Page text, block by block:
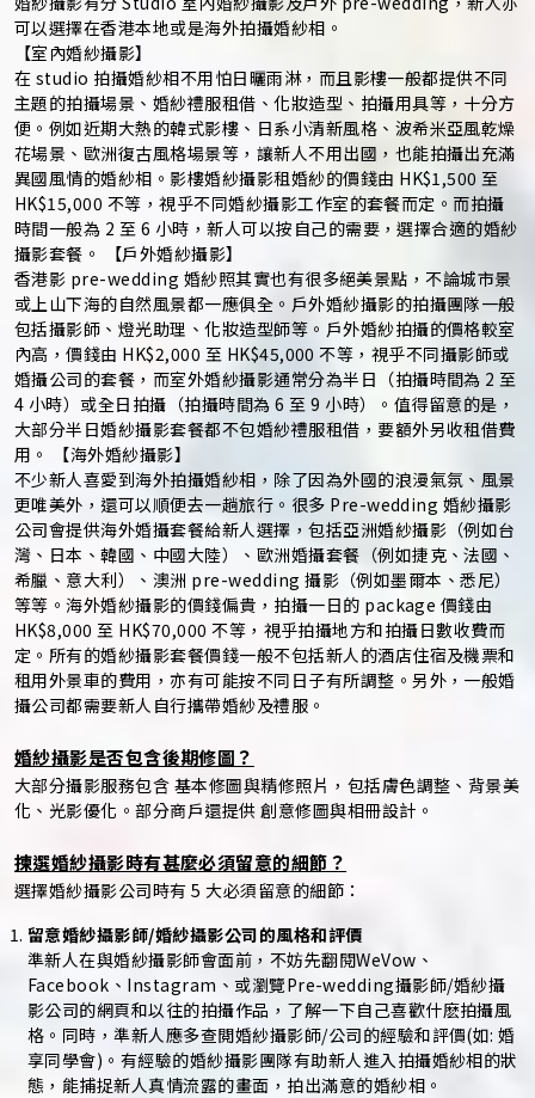
可以選擇在香港本地或是海外拍攝婚紗相。
【室內婚紗攝影】
在 studio 拍攝婚紗相不用怕日曬雨淋，而且影樓一般都提供不同
主題的拍攝場景、婚紗禮服租借、化妝造型、拍攝用具等，十分方
便。例如近期大熱的韓式影樓、日系小清新風格、波希米亞風乾燥
花場景、歐洲復古風格場景等，讓新人不用出國，也能拍攝出充滿
異國風情的婚紗相。影樓婚紗攝影租婚紗的價錢由 HK$1,500 至
HK$15,000 不等，視乎不同婚紗攝影工作室的套餐而定。而拍攝
時間一般為 2 至 6 小時，新人可以按自己的需要，選擇合適的婚紗
攝影套餐。 【戶外婚紗攝影】
香港影 pre-wedding 婚紗照其實也有很多絕美景點，不論城市景
或上山下海的自然風景都一應俱全。戶外婚紗攝影的拍攝團隊一般
包括攝影師、燈光助理、化妝造型師等。戶外婚紗拍攝的價格較室
內高，價錢由 HK$2,000 至 HK$45,000 不等，視乎不同攝影師或
婚攝公司的套餐，而室外婚紗攝影通常分為半日（拍攝時間為 2 至
4 小時）或全日拍攝（拍攝時間為 6 至 9 小時）。值得留意的是，
大部分半日婚紗攝影套餐都不包婚紗禮服租借，要額外另收租借費
用。 【海外婚紗攝影】
不少新人喜愛到海外拍攝婚紗相，除了因為外國的浪漫氣氛、風景
更唯美外，還可以順便去一趟旅行。很多 Pre-wedding 婚紗攝影
公司會提供海外婚攝套餐給新人選擇，包括亞洲婚紗攝影（例如台
灣、日本、韓國、中國大陸）、歐洲婚攝套餐（例如捷克、法國、
希臘、意大利）、澳洲 pre-wedding 攝影（例如墨爾本、悉尼）
等等。海外婚紗攝影的價錢偏貴，拍攝一日的 package 價錢由
HK$8,000 至 HK$70,000 不等，視乎拍攝地方和拍攝日數收費而
定。所有的婚紗攝影套餐價錢一般不包括新人的酒店住宿及機票和
租用外景車的費用，亦有可能按不同日子有所調整。另外，一般婚
攝公司都需要新人自行攜帶婚紗及禮服。
婚紗攝影是否包含後期修圖？
大部分攝影服務包含 基本修圖與精修照片，包括膚色調整、背景美
化、光影優化。部分商戶還提供 創意修圖與相冊設計。
揀選婚紗攝影時有甚麼必須留意的細節？
選擇婚紗攝影公司時有 5 大必須留意的細節：
留意婚紗攝影師/婚紗攝影公司的風格和評價
準新人在與婚紗攝影師會面前，不妨先翻閱WeVow、
Facebook、Instagram、或瀏覽Pre-wedding攝影師/婚紗攝
影公司的網頁和以往的拍攝作品，了解一下自己喜歡什麽拍攝風
格。同時，準新人應多查閲婚紗攝影師/公司的經驗和評價(如: 婚
享同學會)。有經驗的婚紗攝影團隊有助新人進入拍攝婚紗相的狀
態，能捕捉新人真情流露的畫面，拍出滿意的婚紗相。